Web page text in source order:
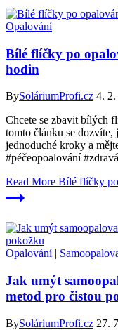
Opalování
Bílé flíčky po
hodin
BySoláriumProfi.cz 4.
Chcete se zbavit bílých
tomto článku se dozvíte,
jednoduché kroky a
#péčeopoalování
Read More Bílé flíčky
Opalování|
Jak umýt
metod pro čistou
BySoláriumProfi.cz 27.